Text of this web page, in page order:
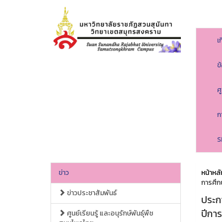
ข่าว
ข่าวประชาสัมพันธ์
ศูนย์เรียนรู้ และอนุรักษ์พันธุ์พืช
หน้าห
การศึ
ประ
ปีกา